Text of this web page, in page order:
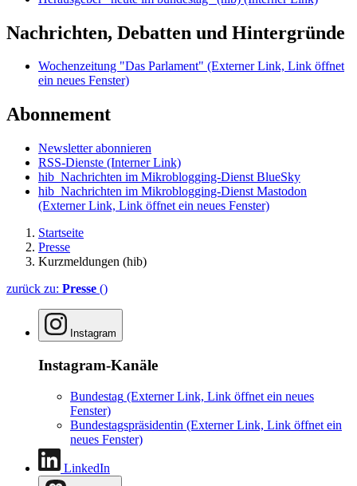
Nachrichten, Debatten und Hintergründe
Wochenzeitung "Das Parlament" (Externer Link, Link öffnet
ein neues Fenster)
Abonnement
Newsletter abonnieren
RSS-Dienste (Interner Link)
hib_Nachrichten im Mikroblogging-Dienst BlueSky
hib_Nachrichten im Mikroblogging-Dienst Mastodon
(Externer Link, Link öffnet ein neues Fenster)
Startseite
Presse
Kurzmeldungen (hib)
zurück zu: Presse ()
Instagram
Instagram-Kanäle
Bundestag (Externer Link, Link öffnet ein neues
Fenster)
Bundestagspräsidentin (Externer Link, Link öffnet ein
neues Fenster)
LinkedIn